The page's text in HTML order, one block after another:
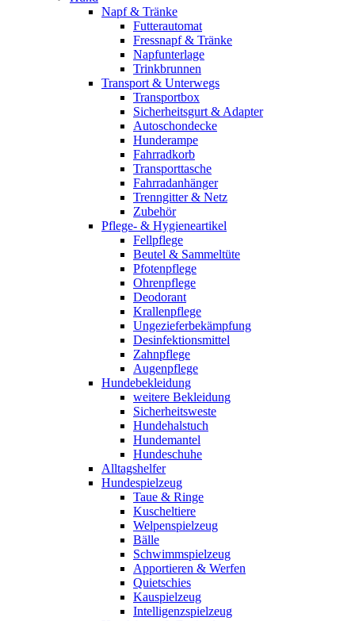
Napf & Tränke
Futterautomat
Fressnapf & Tränke
Napfunterlage
Trinkbrunnen
Transport & Unterwegs
Transportbox
Sicherheitsgurt & Adapter
Autoschondecke
Hunderampe
Fahrradkorb
Transporttasche
Fahrradanhänger
Trenngitter & Netz
Zubehör
Pflege- & Hygieneartikel
Fellpflege
Beutel & Sammeltüte
Pfotenpflege
Ohrenpflege
Deodorant
Krallenpflege
Ungezieferbekämpfung
Desinfektionsmittel
Zahnpflege
Augenpflege
Hundebekleidung
weitere Bekleidung
Sicherheitsweste
Hundehalstuch
Hundemantel
Hundeschuhe
Alltagshelfer
Hundespielzeug
Taue & Ringe
Kuscheltiere
Welpenspielzeug
Bälle
Schwimmspielzeug
Apportieren & Werfen
Quietschies
Kauspielzeug
Intelligenzspielzeug